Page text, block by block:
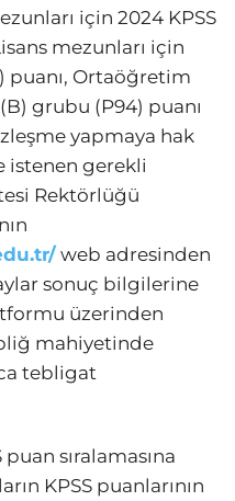
için 2024 KPSS
mezunları için
puanı, Ortaöğretim
grubu (P94) puanı
yapmaya hak
istenen gerekli
Rektörlüğü
web adresinden
sonuç bilgilerine
üzerinden
mahiyetinde
tebligat
sıralamasına
KPSS puanlarının